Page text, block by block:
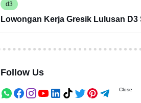
d3
Lowongan Kerja Gresik Lulusan D3
Follow Us
Close